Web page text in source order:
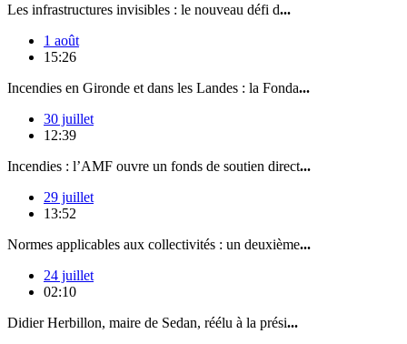
Les infrastructures invisibles : le nouveau défi d...
1 août
15:26
Incendies en Gironde et dans les Landes : la Fonda...
30 juillet
12:39
Incendies : l’AMF ouvre un fonds de soutien direct...
29 juillet
13:52
Normes applicables aux collectivités : un deuxième...
24 juillet
02:10
Didier Herbillon, maire de Sedan, réélu à la prési...